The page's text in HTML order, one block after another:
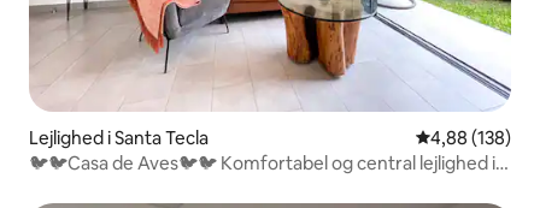
Lejlighed i Santa Tecla 4,88 ud af 5 i
4,88 (138)
🐦🐦Casa de Aves🐦🐦 Komfortabel og central lejlighed i